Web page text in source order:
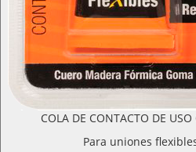
COLA DE CONTACTO DE USO
Para uniones